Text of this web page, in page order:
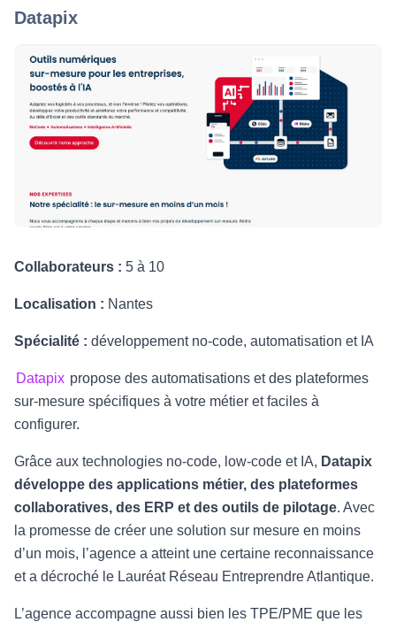
Datapix
Collaborateurs : 5 à 10
Localisation : Nantes
Spécialité : développement no-code, automatisation et IA
Datapix propose des automatisations et des plateformes
sur-mesure spécifiques à votre métier et faciles à
configurer.
Grâce aux technologies no-code, low-code et IA, Datapix
développe des applications métier, des plateformes
collaboratives, des ERP et des outils de pilotage. Avec
la promesse de créer une solution sur mesure en moins
d’un mois, l’agence a atteint une certaine reconnaissance
et a décroché le Lauréat Réseau Entreprendre Atlantique.
L’agence accompagne aussi bien les TPE/PME que les